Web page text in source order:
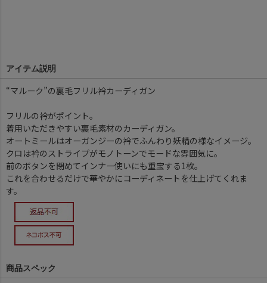
アイテム説明
“マルーク”の裏毛フリル衿カーディガン
フリルの衿がポイント。
着用いただきやすい裏毛素材のカーディガン。
オートミールはオーガンジーの衿でふんわり妖精の様なイメージ。
クロは衿のストライプがモノトーンでモードな雰囲気に。
前のボタンを閉めてインナー使いにも重宝する1枚。
これを合わせるだけで華やかにコーディネートを仕上げてくれま
す。
商品スペック